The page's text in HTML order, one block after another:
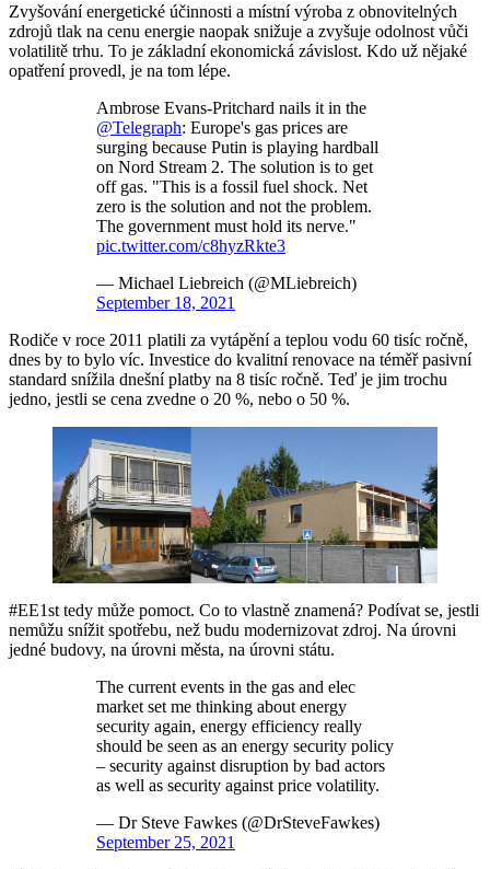
Zvyšování energetické účinnosti a místní výroba z obnovitelných
zdrojů tlak na cenu energie naopak snižuje a zvyšuje odolnost vůči
volatilitě trhu. To je základní ekonomická závislost. Kdo už nějaké
opatření provedl, je na tom lépe.
Ambrose Evans-Pritchard nails it in the
@Telegraph: Europe's gas prices are
surging because Putin is playing hardball
on Nord Stream 2. The solution is to get
off gas. "This is a fossil fuel shock. Net
zero is the solution and not the problem.
The government must hold its nerve."
pic.twitter.com/c8hyzRkte3
— Michael Liebreich (@MLiebreich)
September 18, 2021
Rodiče v roce 2011 platili za vytápění a teplou vodu 60 tisíc ročně,
dnes by to bylo víc. Investice do kvalitní renovace na téměř pasivní
standard snížila dnešní platby na 8 tisíc ročně. Teď je jim trochu
jedno, jestli se cena zvedne o 20 %, nebo o 50 %.
#EE1st tedy může pomoct. Co to vlastně znamená? Podívat se, jestli
nemůžu snížit spotřebu, než budu modernizovat zdroj. Na úrovni
jedné budovy, na úrovni města, na úrovni státu.
The current events in the gas and elec
market set me thinking about energy
security again, energy efficiency really
should be seen as an energy security policy
– security against disruption by bad actors
as well as security against price volatility.
— Dr Steve Fawkes (@DrSteveFawkes)
September 25, 2021